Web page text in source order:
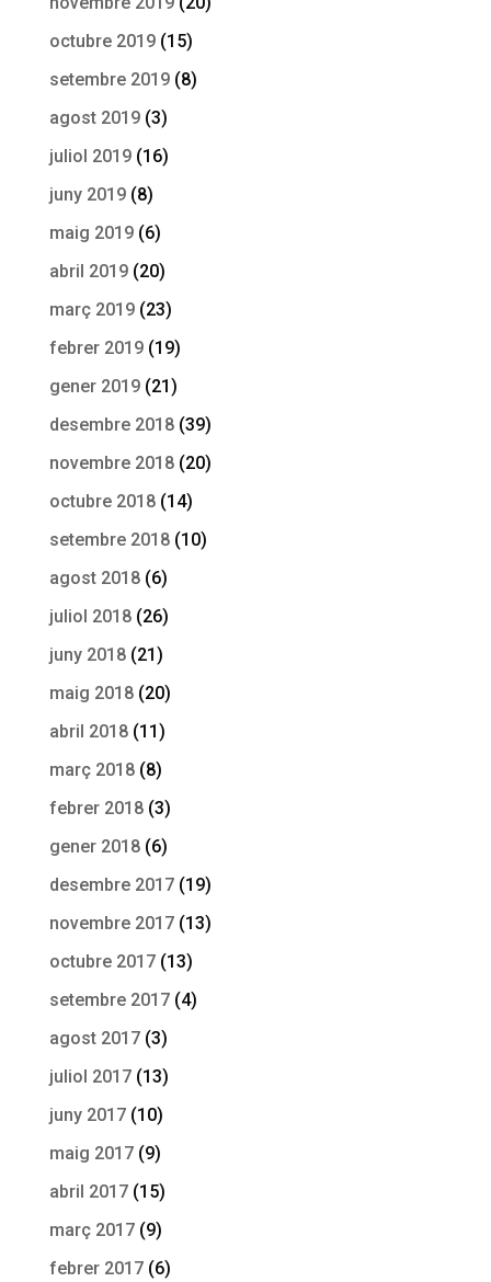
octubre 2019(15)
setembre 2019(8)
agost 2019(3)
juliol 2019(16)
juny 2019(8)
maig 2019(6)
abril 2019(20)
març 2019(23)
febrer 2019(19)
gener 2019(21)
desembre 2018(39)
novembre 2018(20)
octubre 2018(14)
setembre 2018(10)
agost 2018(6)
juliol 2018(26)
juny 2018(21)
maig 2018(20)
abril 2018(11)
març 2018(8)
febrer 2018(3)
gener 2018(6)
desembre 2017(19)
novembre 2017(13)
octubre 2017(13)
setembre 2017(4)
agost 2017(3)
juliol 2017(13)
juny 2017(10)
maig 2017(9)
abril 2017(15)
març 2017(9)
febrer 2017(6)